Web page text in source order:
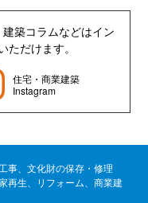
築コラムなどはイン
だけます。
住宅・商業建築
Instagram
事、文化財の保存・修理
再生、リフォーム、商業建